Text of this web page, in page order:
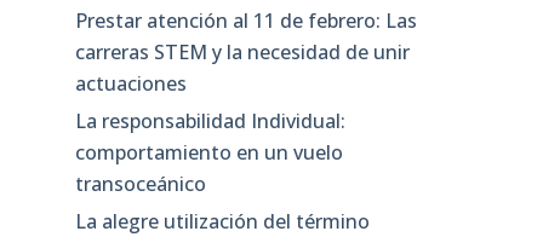
Prestar atención al 11 de febrero: Las
carreras STEM y la necesidad de unir
actuaciones
La responsabilidad Individual:
comportamiento en un vuelo
transoceánico
La alegre utilización del término